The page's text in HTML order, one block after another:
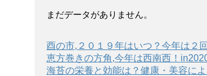
まだデータがありません。
酉の市,２０１９年はいつ？今年は２回
恵方巻きの方角,今年は西南西！
海苔の栄養と効能は？健康・美容に